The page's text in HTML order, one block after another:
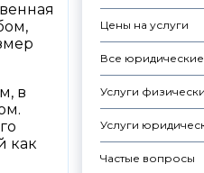
Цены на услуги
Все юридические
Услуги
Услуги
Частые вопросы
в
как